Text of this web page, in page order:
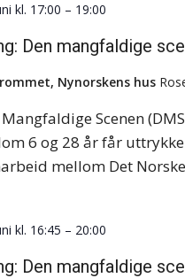
kl. 17:00 – 19:00
Den mangfaldige
Nynorskens hus
Mangfaldige Scenen
6 og 28 år får
mellom Det
kl. 16:45 – 20:00
Den mangfaldige